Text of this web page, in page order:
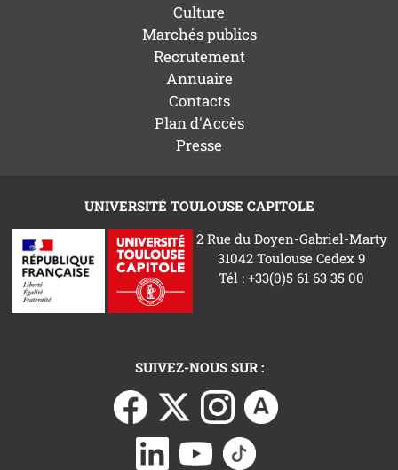
Culture
Marchés publics
Recrutement
Annuaire
Contacts
Plan d'Accès
Presse
UNIVERSITÉ TOULOUSE CAPITOLE
2 Rue du Doyen-Gabriel-Marty
31042 Toulouse Cedex 9
Tél : +33(0)5 61 63 35 00
SUIVEZ-NOUS SUR :